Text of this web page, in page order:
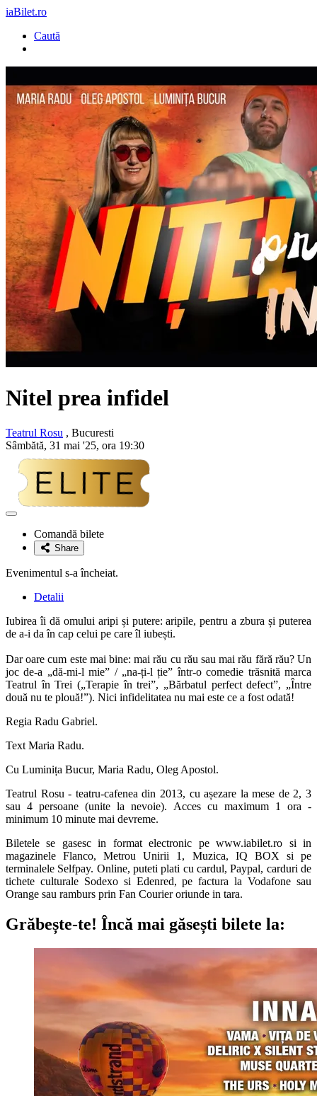
iaBilet.ro
Caută
Nitel prea infidel
Teatrul Rosu , Bucuresti
Sâmbătă, 31 mai '25, ora 19:30
Adaugă
favoriteComandă bilete
Share
Evenimentul s-a încheiat.
Detalii
Iubirea îi dă omului aripi și putere: aripile, pentru a zbura și puterea
de a-i da în cap celui pe care îl iubești.
Dar oare cum este mai bine: mai rău cu rău sau mai rău fără rău? Un
joc de-a „dă-mi-l mie” / „na-ți-l ție” într-o comedie trăsnită marca
Teatrul în Trei („Terapie în trei”, „Bărbatul perfect defect”, „Între
două nu te plouă!”). Nici infidelitatea nu mai este ce a fost odată!
Regia Radu Gabriel.
Text Maria Radu.
Cu Luminița Bucur, Maria Radu, Oleg Apostol.
Teatrul Rosu - teatru-cafenea din 2013, cu așezare la mese de 2, 3
sau 4 persoane (unite la nevoie). Acces cu maximum 1 ora -
minimum 10 minute mai devreme.
Biletele se gasesc in format electronic pe www.iabilet.ro si in
magazinele Flanco, Metrou Unirii 1, Muzica, IQ BOX si pe
terminalele Selfpay. Online, puteti plati cu cardul, Paypal, carduri de
tichete culturale Sodexo si Edenred, pe factura la Vodafone sau
Orange sau ramburs prin Fan Courier oriunde in tara.
Grăbește-te! Încă mai găsești bilete la: